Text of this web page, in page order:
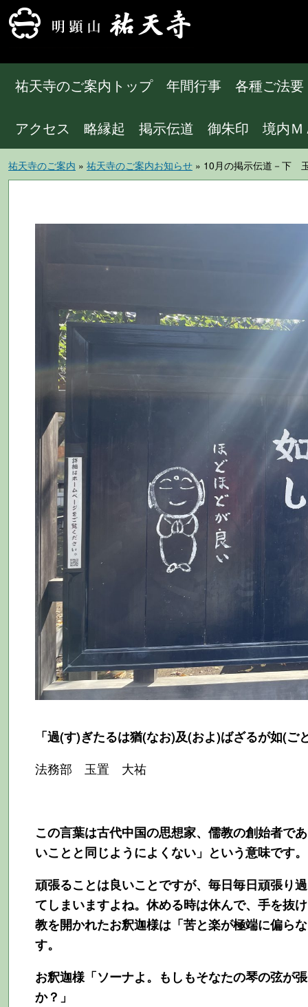
祐天寺のご案内トップ 年間行事 各種ご法要
アクセス 略縁起 掲示伝道 御朱印 境内Ｍ
祐天寺のご案内 » 祐天寺のご案内お知らせ » 10月の掲示伝道－下
「過(す)ぎたるは猶(なお)及(およ)ばざるが如(ご
法務部 玉置 大祐
この言葉は古代中国の思想家、儒教の創始者で
いことと同じようによくない」という意味です。
頑張ることは良いことですが、毎日毎日頑張り
てしまいますよね。休める時は休んで、手を抜
教を開かれたお釈迦様は「苦と楽が極端に偏ら
す。
お釈迦様「ソーナよ。もしもそなたの琴の弦が
か？」